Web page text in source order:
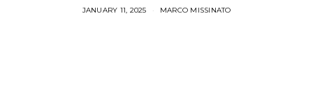
JANUARY 11, 2025 MARCO MISSINATO